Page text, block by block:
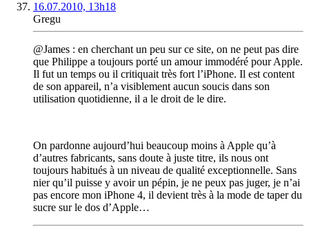
16.07.2010, 13h18
Gregu
@James : en cherchant un peu sur ce site, on ne peut pas dire
que Philippe a toujours porté un amour immodéré pour Apple.
Il fut un temps ou il critiquait très fort l’iPhone. Il est content
de son appareil, n’a visiblement aucun soucis dans son
utilisation quotidienne, il a le droit de le dire.
On pardonne aujourd’hui beaucoup moins à Apple qu’à
d’autres fabricants, sans doute à juste titre, ils nous ont
toujours habitués à un niveau de qualité exceptionnelle. Sans
nier qu’il puisse y avoir un pépin, je ne peux pas juger, je n’ai
pas encore mon iPhone 4, il devient très à la mode de taper du
sucre sur le dos d’Apple…